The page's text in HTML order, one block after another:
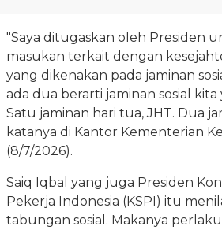
"Saya ditugaskan oleh Presiden
masukan terkait dengan
yang dikenakan pada jaminan
ada dua berarti jaminan sosial kita
Satu jaminan hari tua, JHT. Dua
katanya di Kantor Kementerian
(8/7/2026).
Saiq Iqbal yang juga Presiden
Pekerja Indonesia (KSPI) itu
tabungan sosial. Makanya